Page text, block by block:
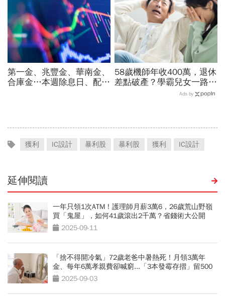
第一金、兆豐金、華南金、
合庫金…本週除息日、配息
58歲機師年收400萬，退休
差點破產？學霸兒女一路私
校、每月5萬學費掏空存
Ads by
獲利 IC設計 暴利股 暴利股 獲利 IC設計
延伸閱讀
一年只領1次ATM！護理師月薪3萬6，26歲荒山野嶺
買「鬼屋」，如何41歲滾出2千萬？省錢術大公開
2025-09-11
「捨不得開冷氣」72歲老爸中暑熱死！月領3萬年
金、每年6萬孝親費卻喊窮...「3本發霉存摺」留500
萬遺產啟示
2025-09-03